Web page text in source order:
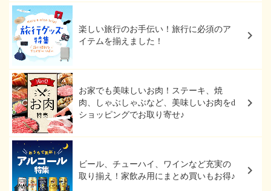
楽しい旅行のお手伝い！旅行に必須のア
イテムを揃えました！
お家でも美味しいお肉！ステーキ、焼
肉、しゃぶしゃぶなど、美味しいお肉をd
ショッピングでお取り寄せ♪
ビール、チューハイ、ワインなど充実の
取り揃え！家飲み用にまとめ買いもお得♪